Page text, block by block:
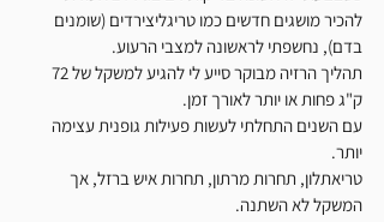
להכיר מושגים חדשים כמו טריגליצירדים (שומנים
בדם), נחשפתי לראשונה למצבי הרעוע.
ק"ג פחות או יותר לאורך זמן.
עם השנים התחלתי לעשות פעילות גופנית עצימה
יותר.
טריאתלון, תחרות מרתון, תחרות איש ברזל, אך
המשקל לא השתנה.